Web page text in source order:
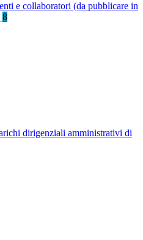
e collaboratori (da pubblicare in
8
dirigenziali amministrativi di